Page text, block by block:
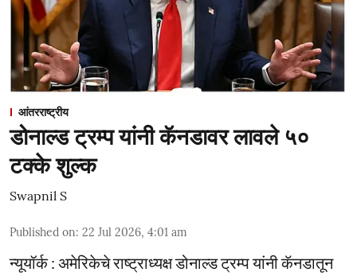
आंतरराष्ट्रीय
डोनाल्ड ट्रम्प यांनी कॅनडावर लावले ५०
टक्के शुल्क
Swapnil S
Published on: 22 Jul 2026, 4:01 am
न्यूयॉर्क : अमेरिकेचे राष्ट्राध्यक्ष डोनाल्ड ट्रम्प यांनी कॅनडातून